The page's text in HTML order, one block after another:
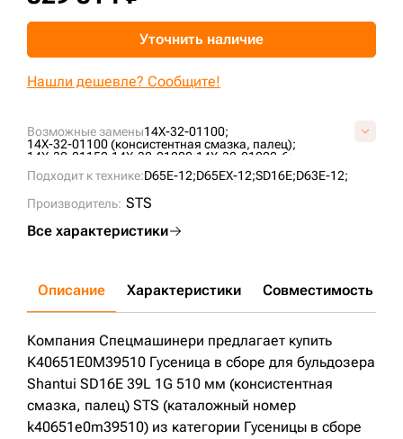
Возможные замены14X-32-01100;
14X-32-01100 (консистентная смазка, палец);
14X-32-01150;14X-32-01200;14X-32-01200-6;
A02D0401TA139510;A02D0404TA139510;
K40651E0M39510;KM2100A/39/510;M40651E2M39510;
Подходит к технике:D65E-12;D65EX-12;SD16E;D63E-12;
Производитель: STS
Все характеристики
Уточнить наличие
Нашли дешевле? Сообщите!
Описание Характеристики Совместимость
Компания Спецмашинери предлагает купить
K40651E0M39510 Гусеница в сборе для бульдозера
Shantui SD16E 39L 1G 510 мм (консистентная
смазка, палец) STS (каталожный номер
k40651e0m39510) из категории Гусеницы в сборе